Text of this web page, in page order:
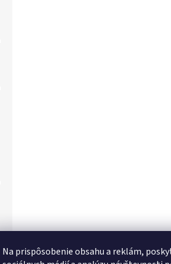
Na prispôsobenie obsahu a reklám,